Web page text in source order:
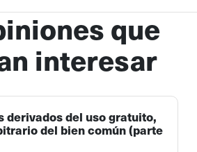
que
interesar
derivados del uso gratuito,
del bien común (parte